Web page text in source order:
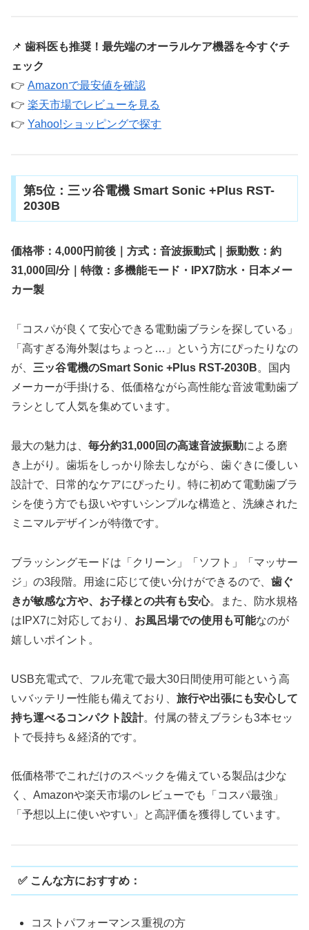
📌 歯科医も推奨！最先端のオーラルケア機器を今すぐチ
ェック
👉 Amazonで最安値を確認
👉 楽天市場でレビューを見る
👉 Yahoo!ショッピングで探す
第5位：三ッ谷電機 Smart Sonic +Plus RST-
2030B
価格帯：4,000円前後｜方式：音波振動式｜振動数：約
31,000回/分｜特徴：多機能モード・IPX7防水・日本メー
カー製
「コスパが良くて安心できる電動歯ブラシを探している」
「高すぎる海外製はちょっと…」という方にぴったりなの
が、 三ッ谷電機のSmart Sonic +Plus RST-2030B。国内
メーカーが手掛ける、低価格ながら高性能な音波電動歯ブ
ラシとして人気を集めています。
最大の魅力は、 毎分約31,000回の高速音波振動による磨
き上がり。歯垢をしっかり除去しながら、歯ぐきに優しい
設計で、日常的なケアにぴったり。特に初めて電動歯ブラ
シを使う方でも扱いやすいシンプルな構造と、洗練された
ミニマルデザインが特徴です。
ブラッシングモードは「クリーン」「ソフト」「マッサー
ジ」の3段階。用途に応じて使い分けができるので、 歯ぐ
きが敏感な方や、お子様との共有も安心。また、防水規格
はIPX7に対応しており、 お風呂場での使用も可能なのが
嬉しいポイント。
USB充電式で、フル充電で最大30日間使用可能という高
いバッテリー性能も備えており、 旅行や出張にも安心して
持ち運べるコンパクト設計。付属の替えブラシも3本セッ
トで長持ち＆経済的です。
低価格帯でこれだけのスペックを備えている製品は少な
く、Amazonや楽天市場のレビューでも「コスパ最強」
「予想以上に使いやすい」と高評価を獲得しています。
✅ こんな方におすすめ：
コストパフォーマンス重視の方